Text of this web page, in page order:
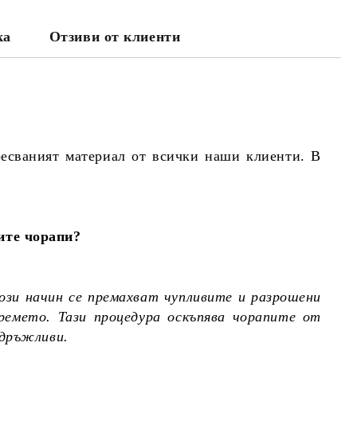
Отзиви от клиенти
материал от всички наши клиенти. В
чорапи?
начин се премахват чупливите и разрошени
Тази процедура оскъпява чорапите от